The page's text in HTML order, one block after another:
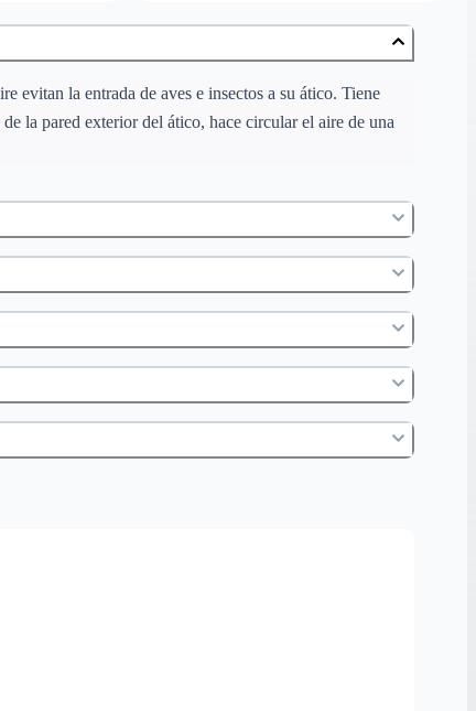
evitan la entrada de aves e insectos a su ático. Tiene
la pared exterior del ático, hace circular el aire de una